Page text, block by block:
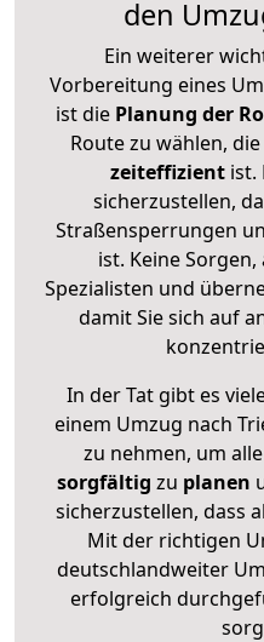
den
Ein weiterer
Vorbereitung eines
ist die Planung der
Route zu wählen,
zeiteffizientist.
sicherzustellen,
Straßensperrungen
ist. Keine
Spezialisten und
damit Sie sich auf
In der Tat gibt es
einem Umzug nach
zu nehmen, um
sorgfältig zu planen
sicherzustellen, dass
Mit der richtigen
deutschlandweiter
erfolgreich